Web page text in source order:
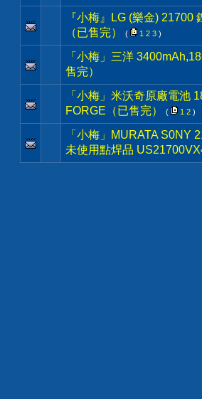
『小梅』LG (樂金)
（已售完）
( 1 2 3 )
「小梅」三洋
售完）
「小梅」米沃奇原廠電池
FORGE（已售完）
( 1 2 )
「小梅」MURATA S0NY
未使用點焊品